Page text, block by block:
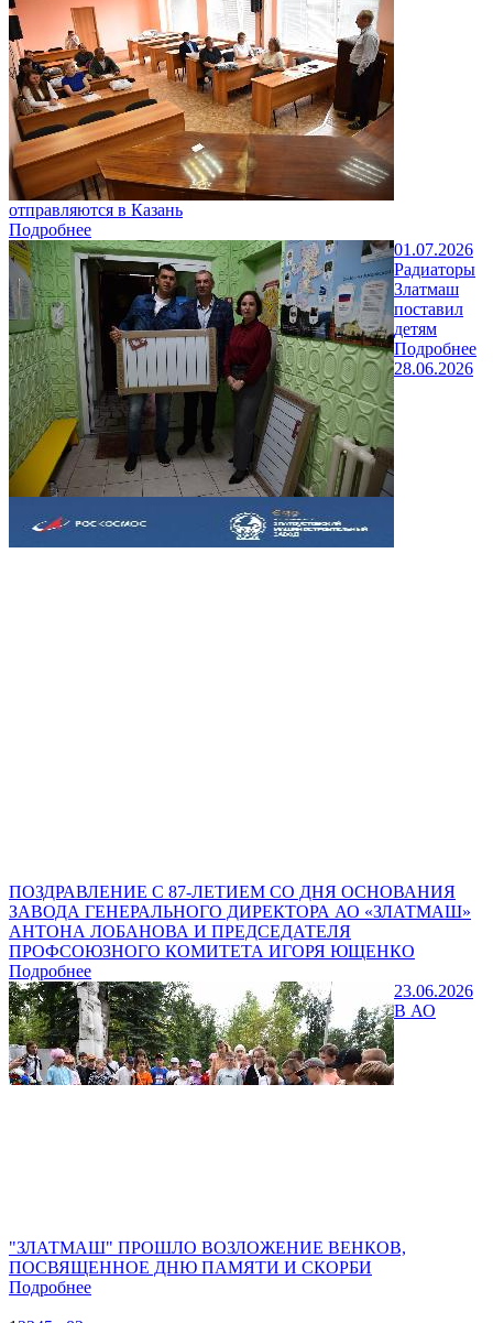
отправляются в Казань
Подробнее
01.07.2026
Радиаторы
Златмаш
поставил
детям
Подробнее
28.06.2026
ПОЗДРАВЛЕНИЕ С 87-ЛЕТИЕМ СО ДНЯ ОСНОВАНИЯ
ЗАВОДА ГЕНЕРАЛЬНОГО ДИРЕКТОРА АО «ЗЛАТМАШ»
АНТОНА ЛОБАНОВА И ПРЕДСЕДАТЕЛЯ
ПРОФСОЮЗНОГО КОМИТЕТА ИГОРЯ ЮЩЕНКО
Подробнее
23.06.2026
В АО
"ЗЛАТМАШ" ПРОШЛО ВОЗЛОЖЕНИЕ ВЕНКОВ,
ПОСВЯЩЕННОЕ ДНЮ ПАМЯТИ И СКОРБИ
Подробнее